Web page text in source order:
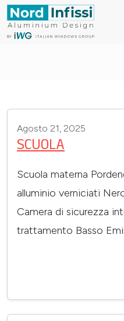
Agosto 21, 2025
SCUOLA
Scuola materna
alluminio verniciati
Camera di sicurezza
trattamento Basso